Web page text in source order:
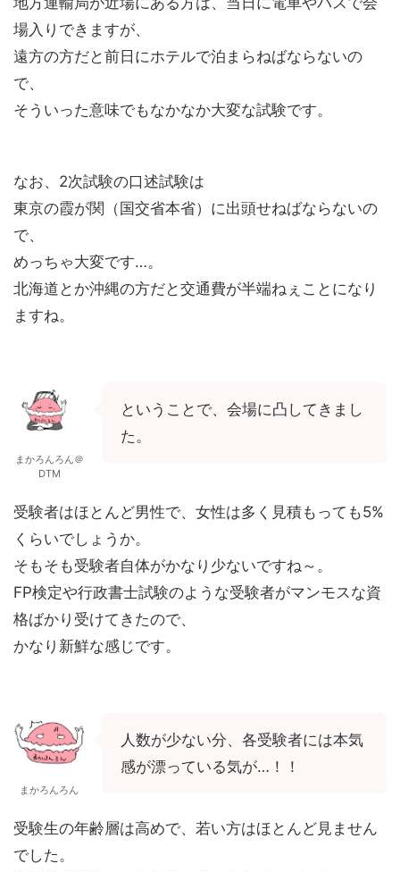
場入りできますが、
遠方の方だと前日にホテルで泊まらねばならないの
で、
そういった意味でもなかなか大変な試験です。
なお、2次試験の口述試験は
東京の霞が関（国交省本省）に出頭せねばならないの
で、
めっちゃ大変です…。
北海道とか沖縄の方だと交通費が半端ねぇことになり
ますね。
まかろんろん＠
DTM
ということで、会場に凸してきまし
た。
受験者はほとんど男性で、女性は多く見積もっても5%
くらいでしょうか。
そもそも受験者自体がかなり少ないですね～。
FP検定や行政書士試験のような受験者がマンモスな資
格ばかり受けてきたので、
かなり新鮮な感じです。
まかろんろん
人数が少ない分、各受験者には本気
感が漂っている気が…！！
受験生の年齢層は高めで、若い方はほとんど見ません
でした。